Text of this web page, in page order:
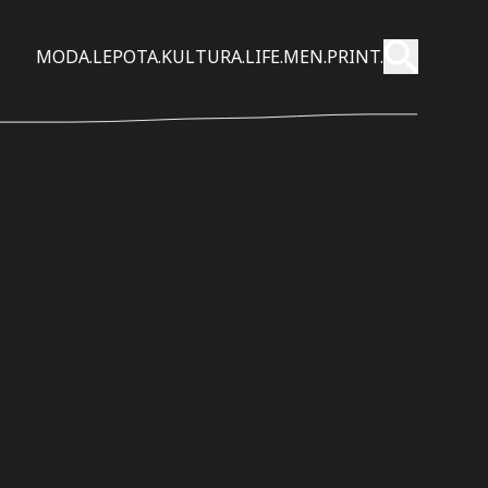
MODA.LEPOTA.KULTURA.LIFE.MEN.PRINT. Pretraži